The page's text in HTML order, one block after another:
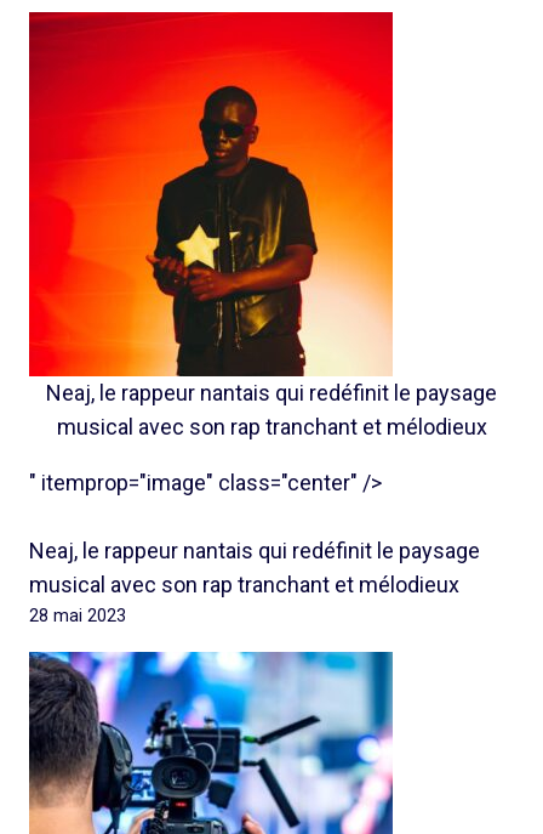
Neaj, le rappeur nantais qui redéfinit le paysage
musical avec son rap tranchant et mélodieux
" itemprop="image" class="center" />
Neaj, le rappeur nantais qui redéfinit le paysage
musical avec son rap tranchant et mélodieux
28 mai 2023